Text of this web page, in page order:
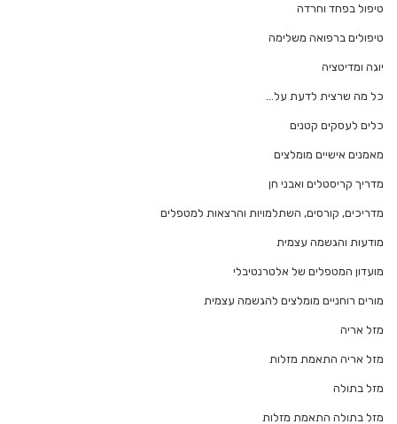
טיפול בפחד וחרדה
טיפולים ברפואה משלימה
יוגה ומדיטציה
כל מה שרצית לדעת על…
כלים לעסקים קטנים
מאמנים אישיים מומלצים
מדריך קריסטלים ואבני חן
מדריכים, קורסים, השתלמויות והרצאות למטפלים
מודעות והגשמה עצמית
מועדון המטפלים של אלטרנטיבלי
מורים רוחניים מומלצים להגשמה עצמית
מזל אריה
מזל אריה התאמת מזלות
מזל בתולה
מזל בתולה התאמת מזלות